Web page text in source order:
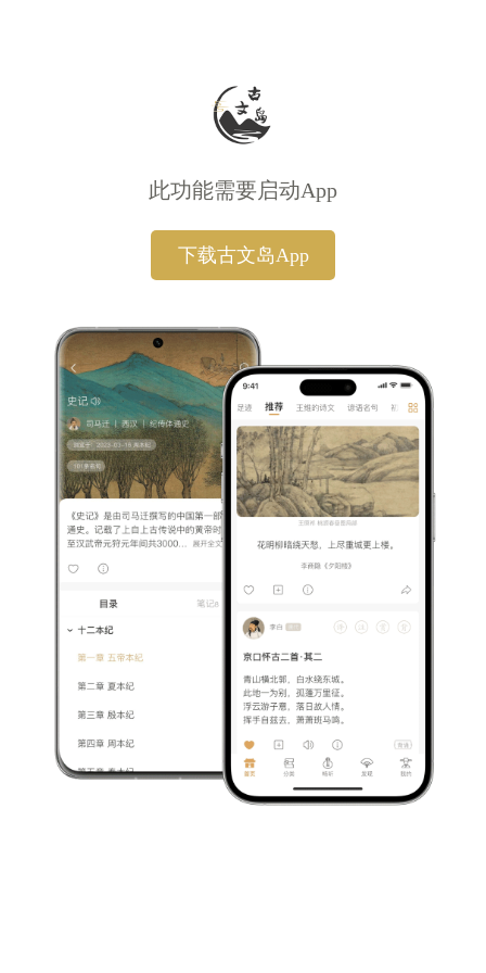
此功能需要启动App
下载古文岛App